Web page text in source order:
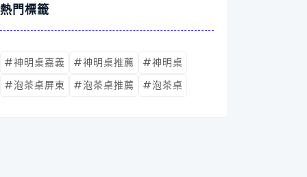
熱門標籤
#神明桌嘉義 #神明桌推薦
#神明桌
#泡茶桌屏東
#泡茶桌推薦 #泡茶桌